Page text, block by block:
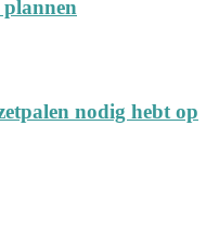
nodig hebt op